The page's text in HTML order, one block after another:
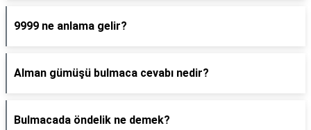
9999 ne anlama gelir?
Alman gümüşü bulmaca cevabı nedir?
Bulmacada öndelik ne demek?